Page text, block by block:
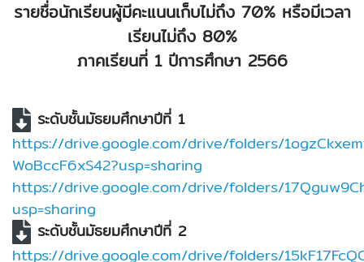
รายชื่อนักเรียนผู้มีคะแนนเก็บไม่ถึง 70% หรือมีเวลา
เรียนไม่ถึง 80%
ภาคเรียนที่ 1 ปีการศึกษา 2566
ระดับชั้นมัธยมศึกษาปีที่ 1
https://drive.google.com/drive/folders/
WoBccF6xS42?usp=sharing
https://drive.google.com/drive/folders/
usp=sharing
ระดับชั้นมัธยมศึกษาปีที่ 2
https://drive.google.com/drive/folders/